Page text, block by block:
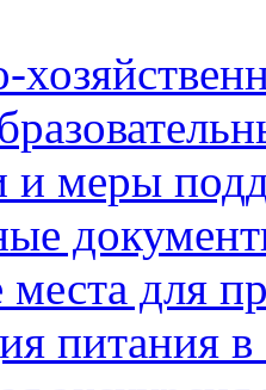
и меры
места для
питания в